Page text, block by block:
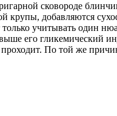
сковороде
крупы, добавляются
учитывать один
его гликемический
По той же